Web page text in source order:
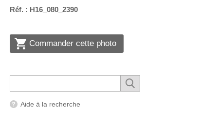
Réf. : H16_080_2390
Commander cette photo
Aide à la recherche